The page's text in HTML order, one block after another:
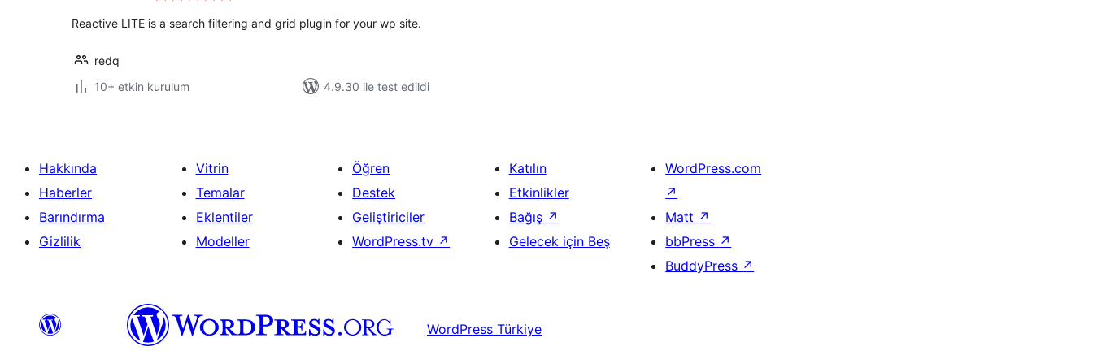
Reactive LITE is a search filtering and grid plugin for your wp site.
redq
10+ etkin kurulum
4.9.30 ile test edildi
Hakkında
Haberler
Barındırma
Gizlilik
Vitrin
Temalar
Eklentiler
Modeller
Öğren
Destek
Geliştiriciler
WordPress.tv ↗
Katılın
Etkinlikler
Bağış ↗
Gelecek için Beş
WordPress.com
↗
Matt ↗
bbPress ↗
BuddyPress ↗
WordPress Türkiye